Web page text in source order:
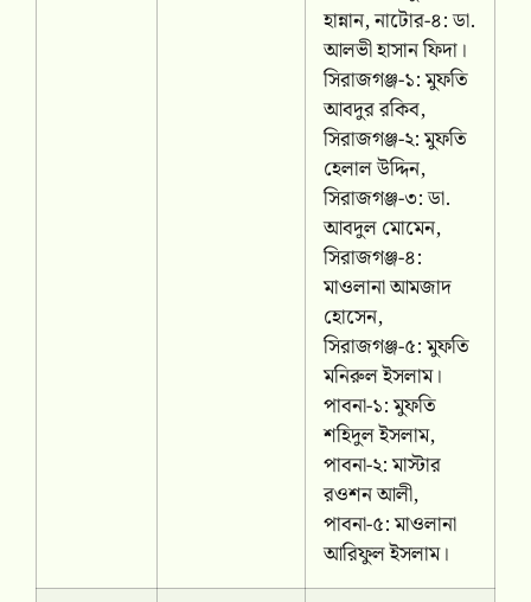
হান্নান, নাটোর-৪: ডা.
আলভী হাসান ফিদা।
সিরাজগঞ্জ-১: মুফতি
আবদুর রকিব,
সিরাজগঞ্জ-২: মুফতি
হেলাল উদ্দিন,
সিরাজগঞ্জ-৩: ডা.
আবদুল মোমেন,
সিরাজগঞ্জ-৪:
মাওলানা আমজাদ
হোসেন,
সিরাজগঞ্জ-৫: মুফতি
মনিরুল ইসলাম।
পাবনা-১: মুফতি
শহিদুল ইসলাম,
পাবনা-২: মাস্টার
রওশন আলী,
পাবনা-৫: মাওলানা
আরিফুল ইসলাম।